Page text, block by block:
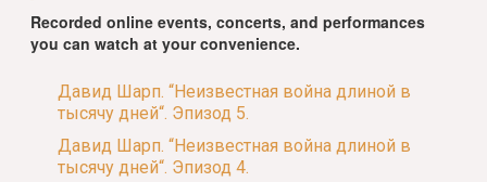
Recorded online events, concerts, and performances
you can watch at your convenience.
Давид Шарп. “Неизвестная война длиной в
тысячу дней“. Эпизод 5.
Давид Шарп. “Неизвестная война длиной в
тысячу дней“. Эпизод 4.